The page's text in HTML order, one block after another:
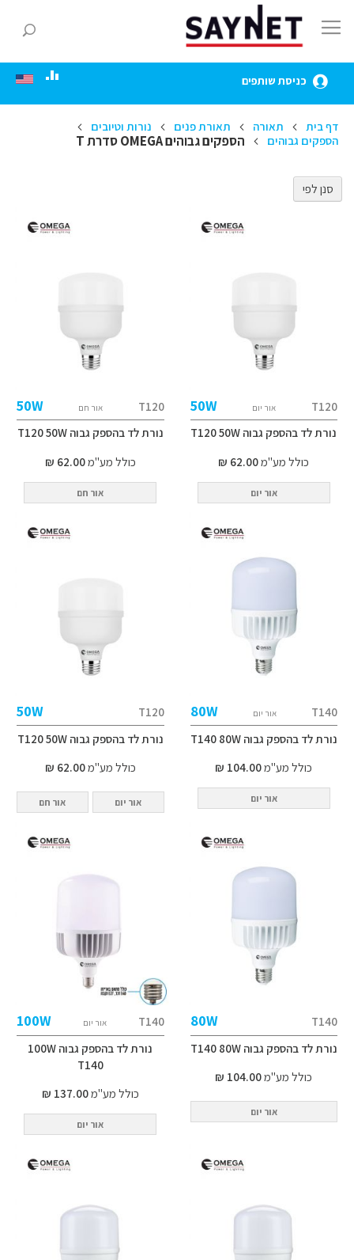
to
Content
כניסת שותפים
דף בית תאורה תאורת פנים
נורות וטיובים
הספקים גבוהים
הספקים גבוהים OMEGA סדרת T
T120 אור יום 50W
נורת לד בהספק גבוה T120 50W
כולל מע"מ62.00 ₪
אור יום
T120 אור חם 50W
נורת לד בהספק גבוה T120 50W
כולל מע"מ62.00 ₪
אור חם
T140 אור יום 80W
נורת לד בהספק גבוה T140 80W
כולל מע"מ104.00 ₪
אור יום
T120
50W
נורת לד בהספק גבוה T120 50W
כולל מע"מ62.00 ₪
אור יום אור חם
T140
80W
נורת לד בהספק גבוה T140 80W
כולל מע"מ104.00 ₪
אור יום
T140 אור יום 100W
נורת לד בהספק גבוה 100W
T140
כולל מע"מ137.00 ₪
אור יום
סנן לפי